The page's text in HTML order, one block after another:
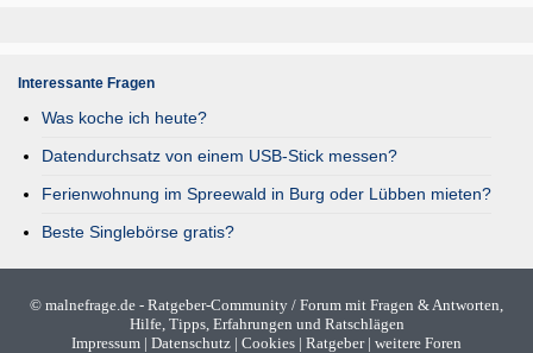
Interessante Fragen
Was koche ich heute?
Datendurchsatz von einem USB-Stick messen?
Ferienwohnung im Spreewald in Burg oder Lübben mieten?
Beste Singlebörse gratis?
© malnefrage.de - Ratgeber-Community / Forum mit Fragen & Antworten,
Hilfe, Tipps, Erfahrungen und Ratschlägen
Impressum | Datenschutz | Cookies | Ratgeber| weitere Foren